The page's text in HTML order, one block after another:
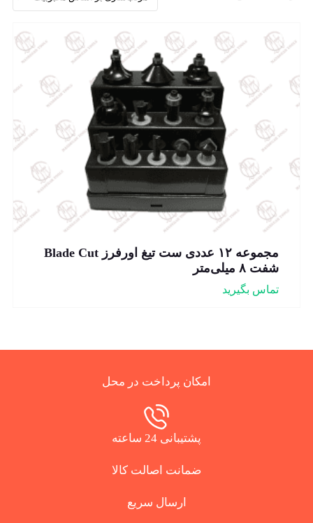
مجموعه ۱۲ عددی ست تیغ اورفرز Blade Cut
شفت ۸ میلی‌متر
تماس بگیرید
امکان پرداخت در محل
پشتیبانی 24 ساعته
ضمانت اصالت کالا
ارسال سریع